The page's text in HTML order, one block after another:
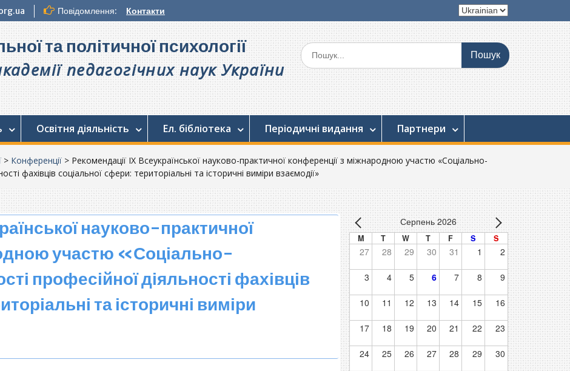
Повідомлення: Контакти
Вибрати
мову
та політичної психології
педагогічних наук України
Шукати:
Освітня діяльність Ел. бібліотека Періодичні видання Партнери
> Конференції > Рекомендації ІX Всеукраїнської науково-практичної конференції з міжнародною участю «Соціально-
фахівців соціальної сфери: територіальні та історичні виміри взаємодії»
науково-практичної
участю «Соціально-
професійної діяльності фахівців
та історичні виміри
Серпень 2026
M T W T F S S
27 28 29 30 31 1 2
3 4 5 6 7 8 9
10 11 12 13 14 15 16
17 18 19 20 21 22 23
24 25 26 27 28 29 30